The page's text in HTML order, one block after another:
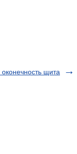
щита